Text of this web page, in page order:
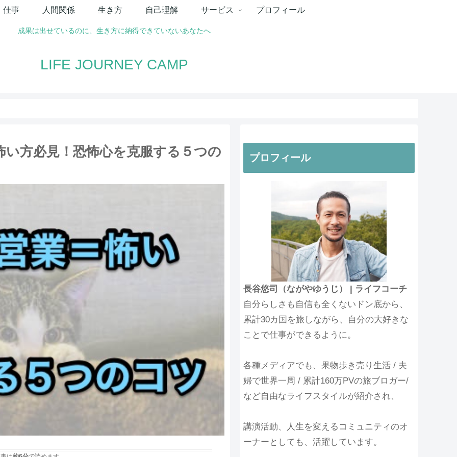
成果は出せているのに、生き方に納得できていないあなたへ
LIFE JOURNEY CAMP
仕事 人間関係 生き方 自己理解 サービス プロフィール
方必見！恐怖心を克服する５つの プロフィール
長谷悠司（ながやゆうじ） | ライフコーチ
自分らしさも自信も全くないドン底から、
累計30カ国を旅しながら、自分の大好きな
ことで仕事ができるように。
各種メディアでも、果物歩き売り生活 / 夫
婦で世界一周 / 累計160万PVの旅ブロガー/
など自由なライフスタイルが紹介され、
講演活動、人生を変えるコミュニティのオ
ーナーとしても、活躍しています。